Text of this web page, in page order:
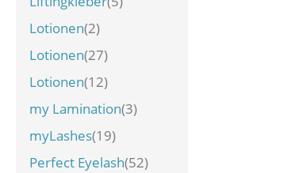
Lotionen(2)
Lotionen(27)
Lotionen(12)
my Lamination(3)
myLashes(19)
Perfect Eyelash(52)